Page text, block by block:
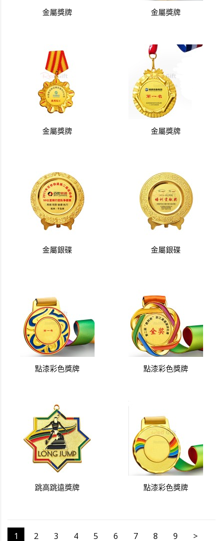
金屬獎牌 金屬獎牌
金屬獎牌 金屬獎牌
金屬銀碟 金屬銀碟
點漆彩色獎牌 點漆彩色獎牌
跳高跳遠獎牌 點漆彩色獎牌
1 2 3 4 5 6 7 8 9
>